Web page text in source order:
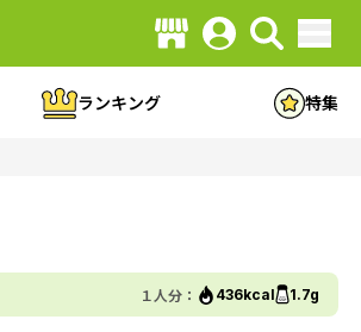
ランキング 特集
１人分： 436kcal 1.7g